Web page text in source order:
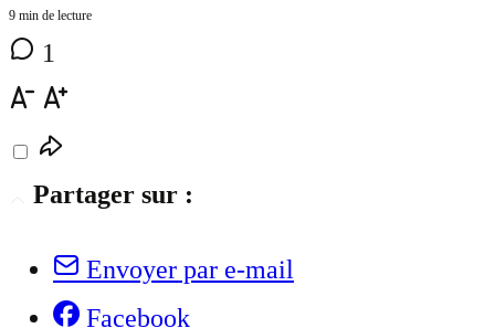
9 min de lecture
1
Partager sur :
Envoyer par e-mail
Facebook